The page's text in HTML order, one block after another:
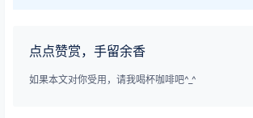
点点赞赏，手留余香
如果本文对你受用，请我喝杯咖啡吧^_^